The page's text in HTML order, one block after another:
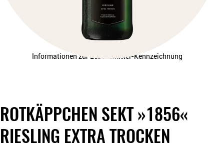
Informationen zur Lebensmittel-Kennzeichnung
ROTKÄPPCHEN SEKT »1856«
RIESLING EXTRA TROCKEN